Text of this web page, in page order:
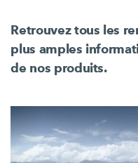
Retrouvez tous les
plus amples
de nos produits.